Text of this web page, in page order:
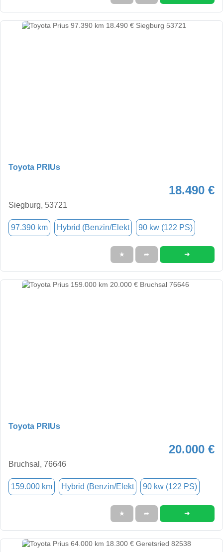
Toyota PRIUs
18.490 €
Siegburg, 53721
97.390 km Hybrid (Benzin/Elekt 90 kw (122 PS)
★ ➦ ➜
Toyota PRIUs
20.000 €
Bruchsal, 76646
159.000 km Hybrid (Benzin/Elekt 90 kw (122 PS)
★ ➦ ➜